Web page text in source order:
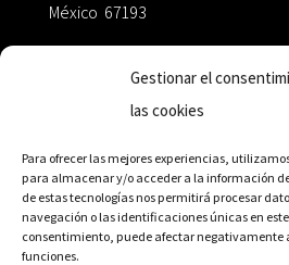
Gestionar el
las cookies
Para ofrecer las mejores experiencias,
para almacenar y/o acceder a la información
de estas tecnologías nos permitirá procesar
navegación o las identificaciones únicas en
consentimiento, puede afectar negativamente
funciones.
México 67193
+52 811.499.5638
RED DE DISTRIBUCIÓN